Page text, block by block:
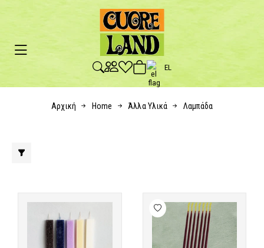
EL
Αρχική Home Άλλα Υλικά Λαμπάδα